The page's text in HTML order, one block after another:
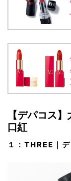
【デパコス
口紅
１：THREE｜